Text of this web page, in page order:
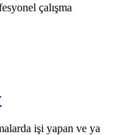
çalışma
işi yapan ve ya